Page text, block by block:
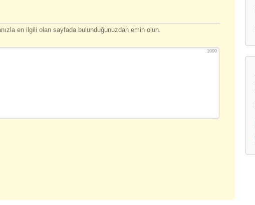
en ilgili olan sayfada bulunduğunuzdan emin olun.
1000